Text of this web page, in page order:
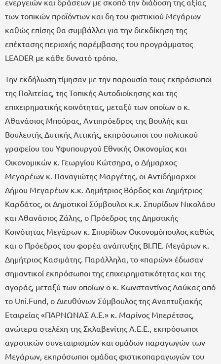
ενεργειών και δράσεων με σκοπό την διάδοση της αξίας
των τοπικών προϊόντων και δη του φιστικιού Μεγάρων
καθώς επίσης θα συμβάλλει για την διεκδίκηση της
επέκτασης περιοχής παρέμβασης του προγράμματος
LEADER με κάθε δυνατό τρόπο.
Την εκδήλωση τίμησαν με την παρουσία τους εκπρόσωποι
της Πολιτείας, της Τοπικής Αυτοδιοίκησης και της
επιχειρηματικής κοινότητας, μεταξύ των οποίων ο κ.
Αθανάσιος Μπούρας, Αντιπρόεδρος της Βουλής και
Βουλευτής Δυτικής Αττικής, εκπρόσωποι του πολιτικού
γραφείου του Υφυπουργού Εθνικής Οικονομίας και
Οικονομικών κ. Γεωργίου Κώτσηρα, ο Δήμαρχος
Μεγαρέων κ. Παναγιώτης Μαργέτης, οι Αντιδήμαρχοι
Δήμου Μεγαρέων κ.κ. Δημήτριος Βόρδος και Δημήτριος
Καρδάτος, οι Δημοτικοί Σύμβουλοι κ.κ. Σπυρίδων Νικολάου
και Αθανάσιος Ζάλης, ο Πρόεδρος της Δημοτικής
Κοινότητας Μεγάρων κ. Σπυρίδων Οικονομόπουλος καθώς
και ο Πρόεδρος του φορέα ανάπτυξης ΒΙ.ΠΕ. Μεγάρων κ.
Δημήτριος Κασιμάτης. Παράλληλα, το «παρών» έδωσαν
σημαντικοί εκπρόσωποι της επιχειρηματικότητας και της
αγοράς, μεταξύ των οποίων ο κ. Κωνσταντίνος Λαύκας από
το Uni.Fund, ο Διευθύνων Σύμβουλος της Αναπτυξιακής
Εταιρείας «ΠΑΡΝΩΝΑΣ Α.Ε.» κ. Μαρίνος Μπερέτσος,
ανώτερα στελέχη της Σκλαβενίτης Α.Ε.Ε., εκπρόσωποι
αγροτικών συνεταιρισμών και ομάδων παραγωγών των
Μεγάρων, εκπρόσωποι ομάδας φιστικοπαραγωγών του